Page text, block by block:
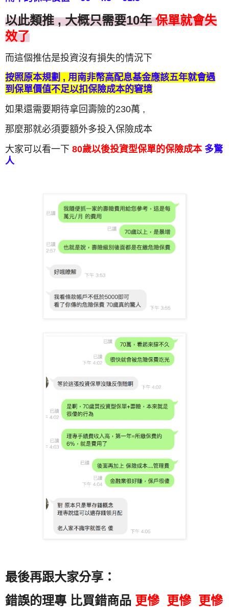
以此類推 , 大概只需要10年保單就會失
效了
而這個推估是投資沒有損失的情況下
按照原本規劃 , 用南非幣高配息基金應該五年就會遇
到保單價值不足以扣保險成本的窘境
如果還需要期待拿回壽險的230萬 ,
那麼那就必須要額外多投入保險成本
大家可以看一下 80歲以後投資型保單的保險成本 多驚
人
最後再跟大家分享：
錯誤的理專 比買錯商品 更慘 更慘 更慘